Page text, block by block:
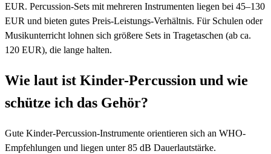
EUR. Percussion-Sets mit mehreren Instrumenten liegen bei 45–130
EUR und bieten gutes Preis-Leistungs-Verhältnis. Für Schulen oder
Musikunterricht lohnen sich größere Sets in Tragetaschen (ab ca.
120 EUR), die lange halten.
Wie laut ist Kinder-Percussion und wie
schütze ich das Gehör?
Gute Kinder-Percussion-Instrumente orientieren sich an WHO-
Empfehlungen und liegen unter 85 dB Dauerlautstärke.